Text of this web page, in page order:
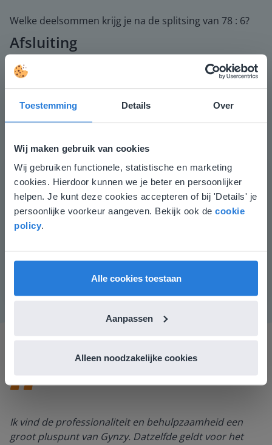
Toestemming Details Over
Wij maken gebruik van cookies
Wij gebruiken functionele, statistische en marketing
cookies. Hierdoor kunnen we je beter en persoonlijker
helpen. Je kunt deze cookies accepteren of bij 'Details' je
persoonlijke voorkeur aangeven. Bekijk ook de cookie
policy.
Alle cookies toestaan
Aanpassen
Alleen noodzakelijke cookies
Welke deelsommen krijg je na de splitsing van 78 : 6?
Afsluiting
Je controleert of de leerlingen het lesdoel begrijpen
door te vragen welke deelsom 56 : 4 of 45 : 5 ze kunnen
splitsen.
Daarna rekenen de leerlingen de sommen in het
doolhof uit en zoeken ze de juiste weg naar de uitgang.
Ik vind de professionaliteit en behulpzaamheid een
groot pluspunt van Gynzy. Datzelfde geldt voor het
Deze website komt niet
overeen met je locatie
Gezien je locatie, denken we dat je misschien
liever naar de website voor English gaat. Hier
English
Nederland